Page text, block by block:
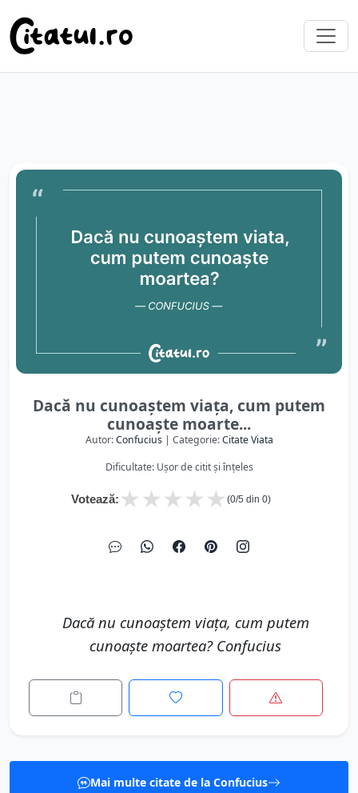
Dacă nu cunoaștem viața, cum putem
cunoaște moarte...
Autor:Confucius| Categorie:Citate Viata
Dificultate: Ușor de citit și înțeles
Votează: ★
★
★
★
★ (0/5 din 0)
Dacă nu cunoaștem viața, cum putem
cunoaște moartea? Confucius
Mai multe citate de la Confucius